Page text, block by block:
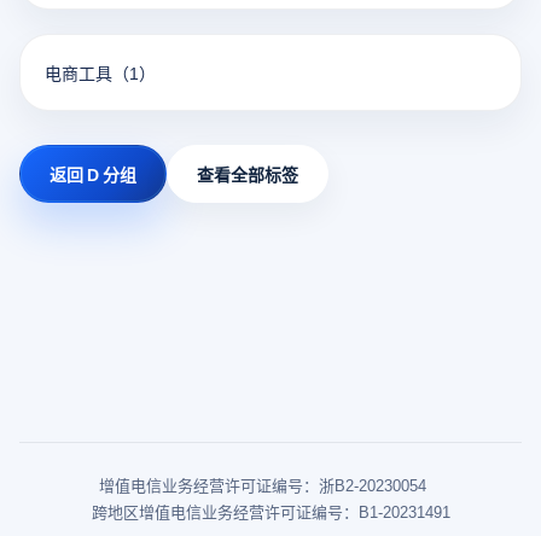
电商工具 （1）
返回 D 分组 查看全部标签
增值电信业务经营许可证编号：浙B2-20230054
跨地区增值电信业务经营许可证编号：B1-20231491